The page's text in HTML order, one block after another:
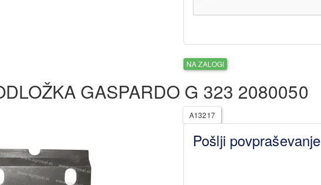
NA ZALOGI
GASPARDO G 323 2080050
A13217
Pošlji povpraševanje